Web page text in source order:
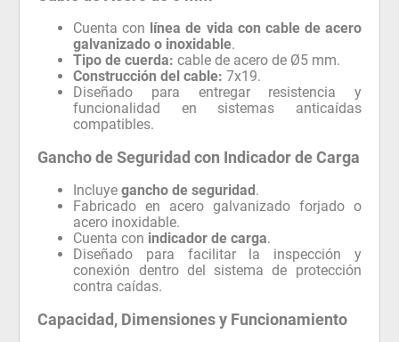
Cuenta con línea de vida con cable de acero
galvanizado o inoxidable.
Tipo de cuerda: cable de acero de Ø5 mm.
Construcción del cable: 7x19.
Diseñado para entregar resistencia y
funcionalidad en sistemas anticaídas
compatibles.
Gancho de Seguridad con Indicador de Carga
Incluyegancho de seguridad.
Fabricado en acero galvanizado forjado o
acero inoxidable.
Cuenta con indicador de carga.
Diseñado para facilitar la inspección y
conexión dentro del sistema de protección
contra caídas.
Capacidad, Dimensiones y Funcionamiento